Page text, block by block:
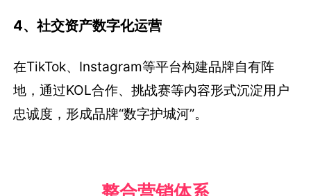
4、社交资产数字化运营
在TikTok、Instagram等平台构建品牌自有阵
地，通过KOL合作、挑战赛等内容形式沉淀用户
忠诚度，形成品牌“数字护城河”。
整合营销体系